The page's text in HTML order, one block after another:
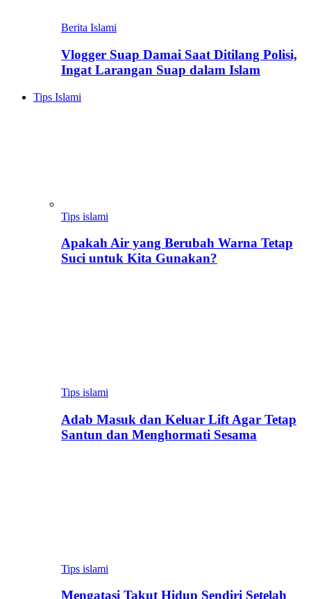
Berita Islami
Vlogger Suap Damai Saat Ditilang Polisi,
Ingat Larangan Suap dalam Islam
Tips Islami
Tips islami
Apakah Air yang Berubah Warna Tetap
Suci untuk Kita Gunakan?
Tips islami
Adab Masuk dan Keluar Lift Agar Tetap
Santun dan Menghormati Sesama
Tips islami
Mengatasi Takut Hidup Sendiri Setelah